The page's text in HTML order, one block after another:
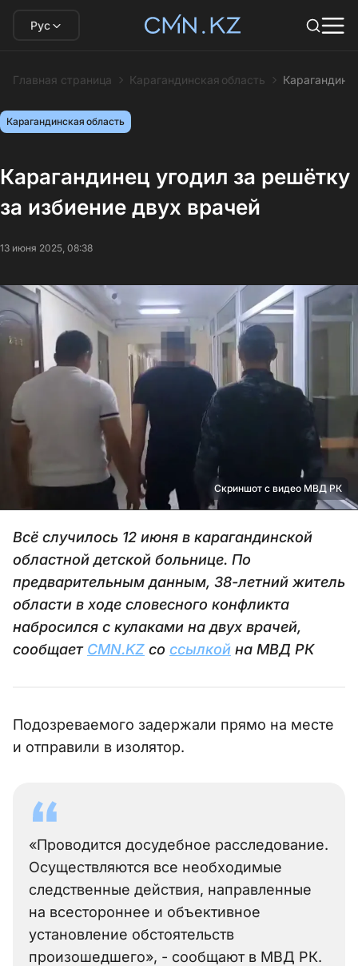
Рус
Главная страница Карагандинская область
Карагандинская область
Карагандинец угодил за решётку
за избиение двух врачей
13 июня 2025, 08:38
Скриншот с видео МВД РК
Всё случилось 12 июня в карагандинской
областной детской больнице. По
предварительным данным, 38-летний житель
области в ходе словесного конфликта
набросился с кулаками на двух врачей,
сообщает CMN.KZ со ссылкой на МВД РК
Подозреваемого задержали прямо на месте
и отправили в изолятор.
«Проводится досудебное расследование.
Осуществляются все необходимые
следственные действия, направленные
на всестороннее и объективное
установление обстоятельств
произошедшего», - сообщают в МВД РК.